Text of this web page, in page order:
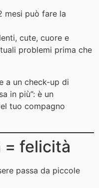
mesi può fare la
cute, cuore e
problemi prima che
a un check-up di
in più”: è un
tuo compagno
= felicità
passa da piccole